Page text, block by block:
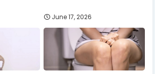
June 17, 2026